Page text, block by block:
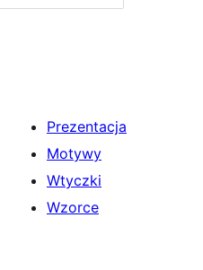
Prezentacja
Motywy
Wtyczki
Wzorce